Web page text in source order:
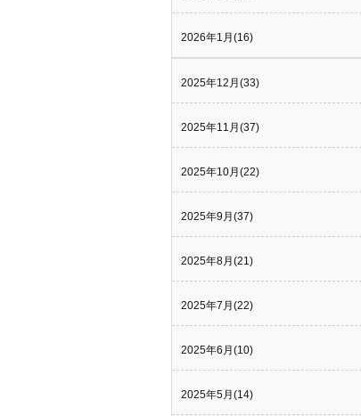
2026年1月(16)
2025年12月(33)
2025年11月(37)
2025年10月(22)
2025年9月(37)
2025年8月(21)
2025年7月(22)
2025年6月(10)
2025年5月(14)